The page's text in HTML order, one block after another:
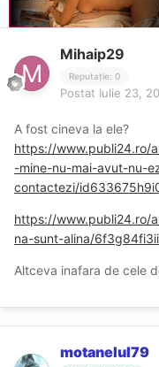
Mihaip29
Reputație: 0
Postat Iulie 23,
A fost cineva la ele?
https://www.publi24.ro/
-mine-nu-mai-avut-nu-
contactezi/
https://www.publi24.ro/
na-sunt-alina/
Altceva inafara de cele
motanelul79